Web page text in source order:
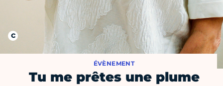
ÉVÈNEMENT
Tu me prêtes une plume